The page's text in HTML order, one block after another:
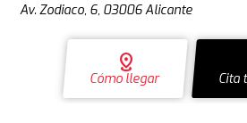
Av. Zodiaco, 6, 03006 Alicante
distance
Cómo llegar Cita